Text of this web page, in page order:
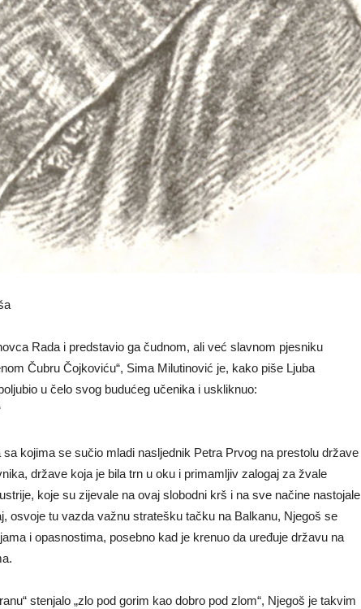
Rada i predstavio ga čudnom, ali već slavnom pjesniku
Čubru Čojkoviću“, Sima Milutinović je, kako piše Ljuba
u čelo svog budućeg učenika i uskliknuo:
kojima se sučio mladi nasljednik Petra Prvog na prestolu države
države koja je bila trn u oku i primamljiv zalogaj za žvale
koje su zijevale na ovaj slobodni krš i na sve načine nastojale
osvoje tu vazda važnu stratešku tačku na Balkanu, Njegoš se
i opasnostima, posebno kad je krenuo da uređuje državu na
stenjalo „zlo pod gorim kao dobro pod zlom“, Njegoš je takvim